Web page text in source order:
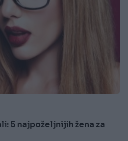
5 najpoželjnijih žena za